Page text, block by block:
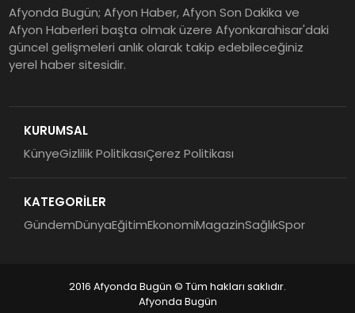
Afyonda Bugün; Afyon Haber, Afyon Son Dakika ve
Afyon Haberleri başta olmak üzere Afyonkarahisar'daki
güncel gelişmeleri anlık olarak takip edebileceğiniz
yerel haber sitesidir.
KURUMSAL
KünyeGizlilik PolitikasıÇerez Politikası
KATEGORİLER
GündemDünyaEğitimEkonomiMagazinSağlıkSpor
2016 Afyonda Bugün © Tüm hakları saklıdır.
Afyonda Bugün